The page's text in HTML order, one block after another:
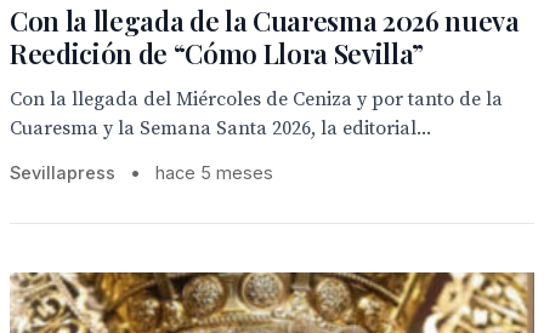
Con la llegada de la Cuaresma 2026 nueva
Reedición de “Cómo Llora Sevilla”
Con la llegada del Miércoles de Ceniza y por tanto de la
Cuaresma y la Semana Santa 2026, la editorial...
Sevillapress • hace 5 meses